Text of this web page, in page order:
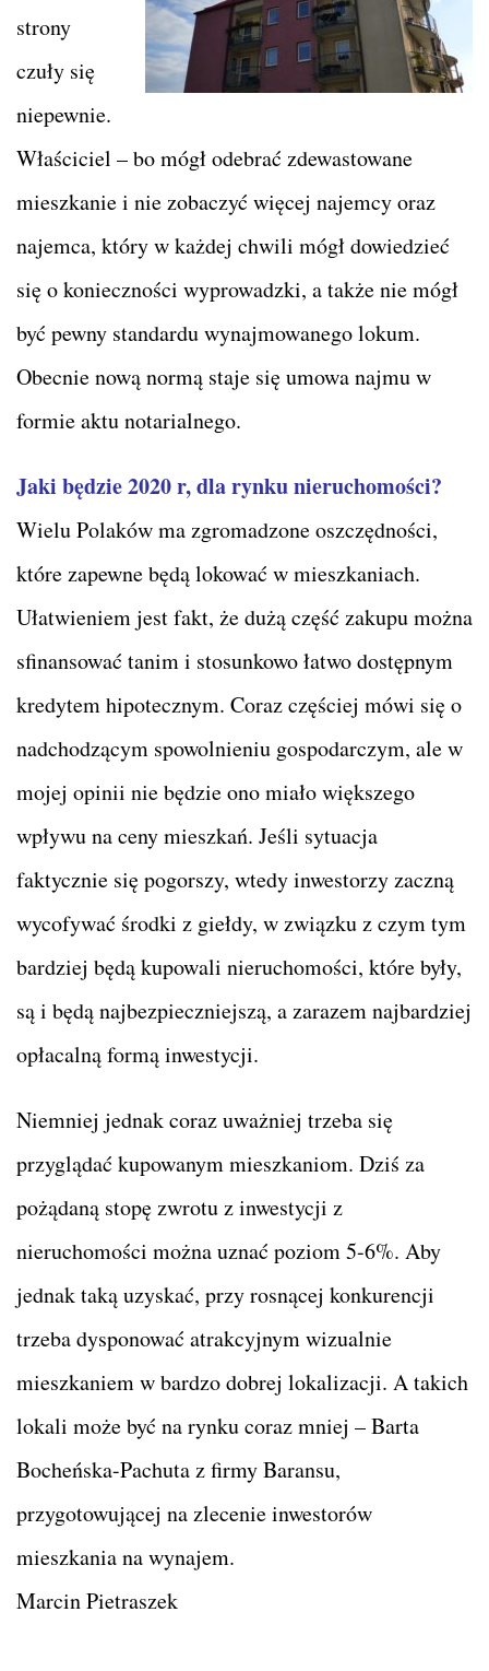
strony
czuły się
niepewnie.
Właściciel – bo mógł odebrać zdewastowane
mieszkanie i nie zobaczyć więcej najemcy oraz
najemca, który w każdej chwili mógł dowiedzieć
się o konieczności wyprowadzki, a także nie mógł
być pewny standardu wynajmowanego lokum.
Obecnie nową normą staje się umowa najmu w
formie aktu notarialnego.
Jaki będzie 2020 r, dla rynku nieruchomości?
Wielu Polaków ma zgromadzone oszczędności,
które zapewne będą lokować w mieszkaniach.
Ułatwieniem jest fakt, że dużą część zakupu można
sfinansować tanim i stosunkowo łatwo dostępnym
kredytem hipotecznym. Coraz częściej mówi się o
nadchodzącym spowolnieniu gospodarczym, ale w
mojej opinii nie będzie ono miało większego
wpływu na ceny mieszkań. Jeśli sytuacja
faktycznie się pogorszy, wtedy inwestorzy zaczną
wycofywać środki z giełdy, w związku z czym tym
bardziej będą kupowali nieruchomości, które były,
są i będą najbezpieczniejszą, a zarazem najbardziej
opłacalną formą inwestycji.
Niemniej jednak coraz uważniej trzeba się
przyglądać kupowanym mieszkaniom. Dziś za
pożądaną stopę zwrotu z inwestycji z
nieruchomości można uznać poziom 5-6%. Aby
jednak taką uzyskać, przy rosnącej konkurencji
trzeba dysponować atrakcyjnym wizualnie
mieszkaniem w bardzo dobrej lokalizacji. A takich
lokali może być na rynku coraz mniej – Barta
Bocheńska-Pachuta z firmy Baransu,
przygotowującej na zlecenie inwestorów
mieszkania na wynajem.
Marcin Pietraszek